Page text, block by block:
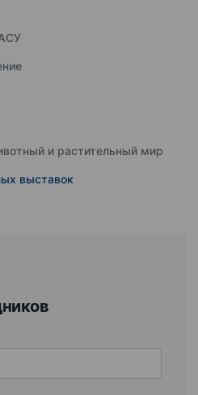
и растительный мир
выставок